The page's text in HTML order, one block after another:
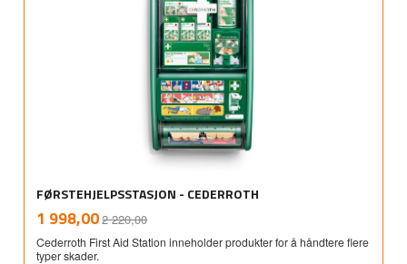
FØRSTEHJELPSSTASJON - CEDERROTH
Tilbud
1 998,002 220,00mva.
Cederroth First Aid Station inneholder produkter for å håndtere flere
typer skader.